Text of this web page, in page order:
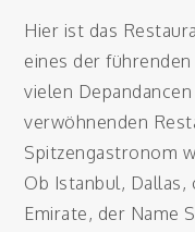
Hier ist das
eines der
vielen
verwöhnenden
Spitzengastronom
Ob Istanbul, Dallas,
Emirate, der Name